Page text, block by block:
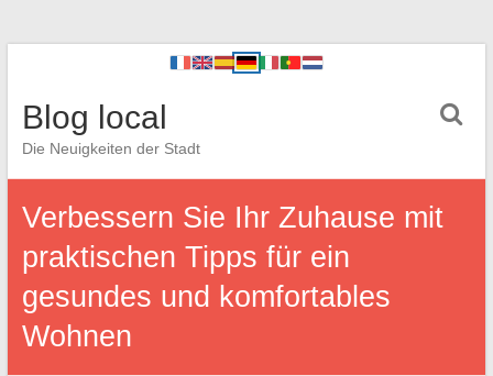
Blog local
Die Neuigkeiten der Stadt
Verbessern Sie Ihr Zuhause mit
praktischen Tipps für ein
gesundes und komfortables
Wohnen